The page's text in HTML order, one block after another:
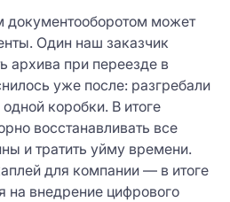
может
Один наш заказчик
архива при переезде в
уже после: разгребали
коробки. В итоге
восстанавливать все
и тратить уйму времени.
для компании — в итоге
на внедрение цифрового